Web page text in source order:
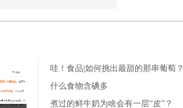
哇！食品|如何挑出最甜的那串葡萄？
什么食物含碘多
煮过的鲜牛奶为啥会有一层“皮”？